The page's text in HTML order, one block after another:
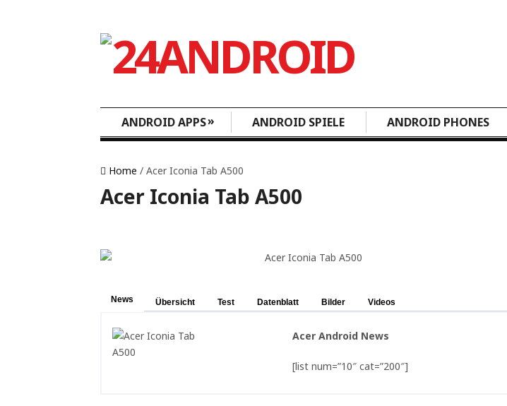
ANDROID APPS» ANDROID SPIELE ANDROID PHONES
Home / Acer Iconia Tab A500
Acer Iconia Tab A500
News Übersicht Test Datenblatt Bilder Videos
Acer Android News
[list num=”10″ cat=”200″]